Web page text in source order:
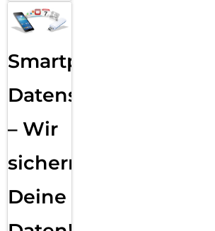
Smartphone
Datensicherung
– Wir
sichern
Deine